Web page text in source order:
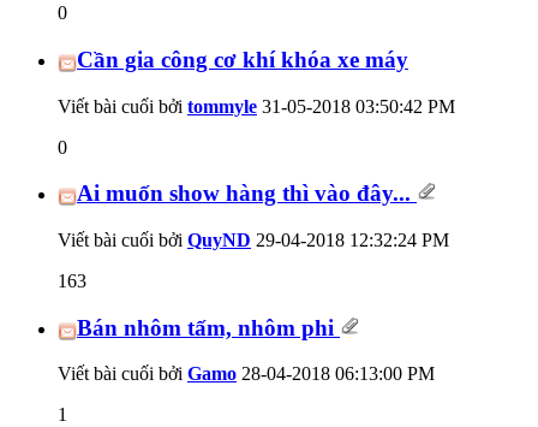
0
Cần gia công cơ khí khóa xe máy
Viết bài cuối bởi tommyle 31-05-2018 03:50:42 PM
0
Ai muốn show hàng thì vào đây...
Viết bài cuối bởi QuyND 29-04-2018 12:32:24 PM
163
Bán nhôm tấm, nhôm phi
Viết bài cuối bởi Gamo 28-04-2018 06:13:00 PM
1